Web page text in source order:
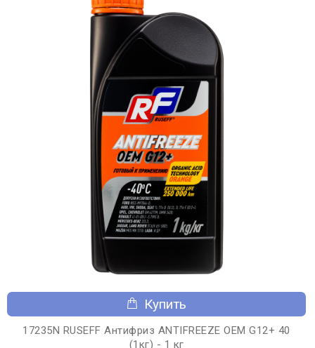
Купить
17235N RUSEFF Антифриз ANTIFREEZE OEM G12+ 40
(1кг) - 1 кг